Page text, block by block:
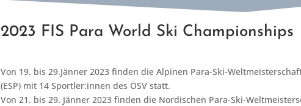
2023 FIS Para World Ski Championships
Von 19. bis 29.Jänner 2023 finden die Alpinen Para-Ski-
(ESP) mit 14 Sportler:innen des ÖSV statt.
Von 21. bis 29. Jänner 2023 finden die Nordischen Para-Ski-